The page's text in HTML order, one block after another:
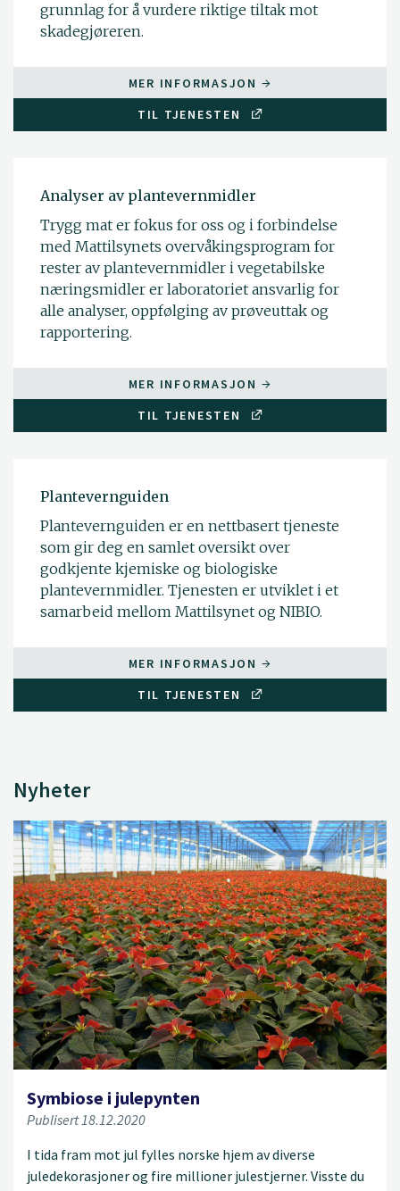
grunnlag for å vurdere riktige tiltak mot
skadegjøreren.
MER INFORMASJON
TIL TJENESTEN
Analyser av plantevernmidler
Trygg mat er fokus for oss og i forbindelse
med Mattilsynets overvåkingsprogram for
rester av plantevernmidler i vegetabilske
næringsmidler er laboratoriet ansvarlig for
alle analyser, oppfølging av prøveuttak og
rapportering.
MER INFORMASJON
TIL TJENESTEN
Plantevernguiden
Plantevernguiden er en nettbasert tjeneste
som gir deg en samlet oversikt over
godkjente kjemiske og biologiske
plantevernmidler. Tjenesten er utviklet i et
samarbeid mellom Mattilsynet og NIBIO.
MER INFORMASJON
TIL TJENESTEN
Nyheter
Symbiose i julepynten
Publisert 18.12.2020
I tida fram mot jul fylles norske hjem av diverse
juledekorasjoner og fire millioner julestjerner. Visste du